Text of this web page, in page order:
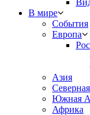
В мире
События
Европа
Азия
Южная
Африка